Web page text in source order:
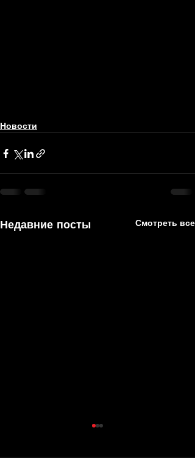
Новости
Недавние посты Смотреть все